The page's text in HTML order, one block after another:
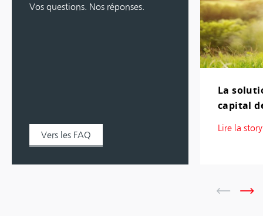
Vos questions. Nos réponses.
Vers les FAQ
La
capital
Lire la story